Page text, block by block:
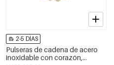
2-5 DÍAS
Pulseras de cadena de acero
inoxidable con corazón,